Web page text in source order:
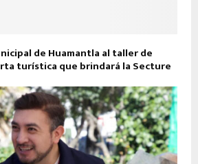
de Huamantla al taller de
turística que brindará la Secture